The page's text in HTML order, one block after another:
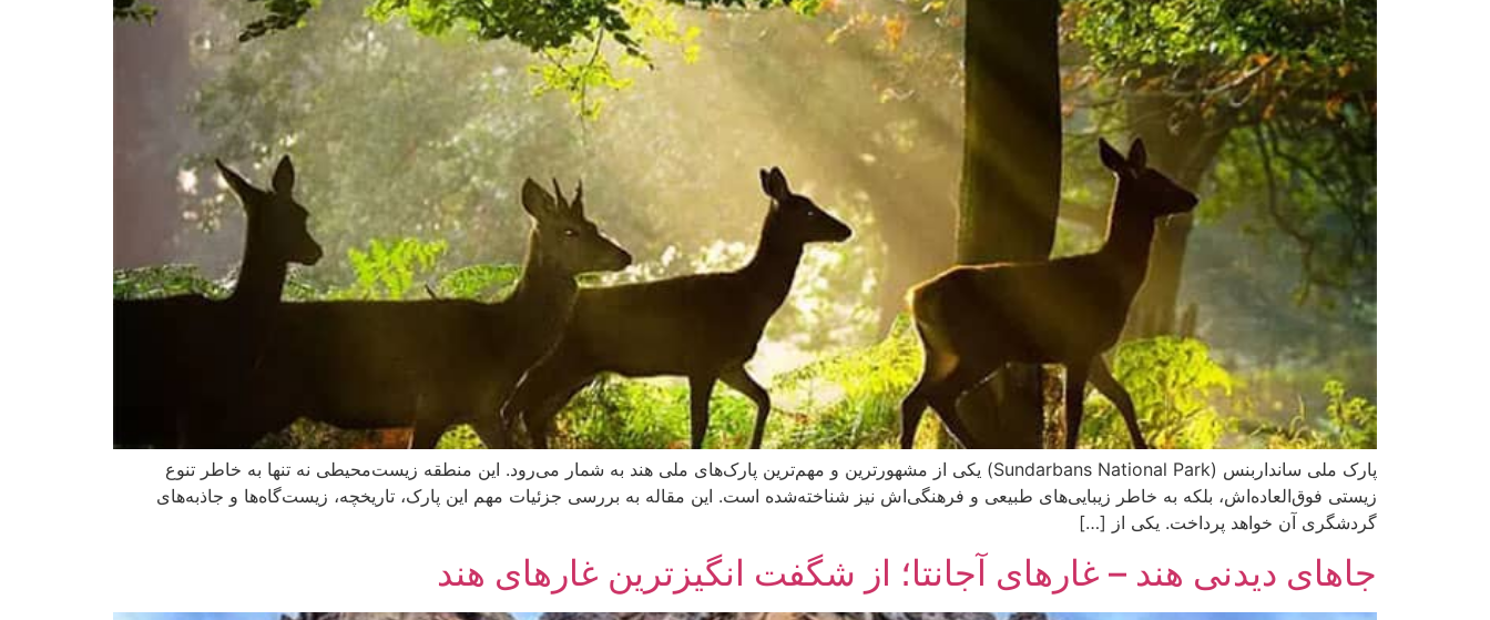
پارک ملی سانداربنس (Sundarbans National Park) یکی از مشهورترین و مهم‌ترین پارک‌های ملی هند به شمار می‌رود. این منطقه زیست‌محیطی نه تنها به خاطر تنوع
زیستی فوق‌العاده‌اش، بلکه به خاطر زیبایی‌های طبیعی و فرهنگی‌اش نیز شناخته‌شده است. این مقاله به بررسی جزئیات مهم این پارک، تاریخچه، زیست‌گاه‌ها و جاذبه‌های
گردشگری آن خواهد پرداخت. یکی از […]
جاهای دیدنی هند – غارهای آجانتا؛ از شگفت انگیزترین غارهای هند